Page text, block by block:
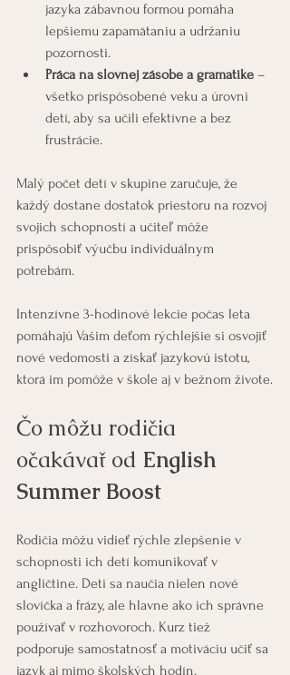
jazyka zábavnou formou pomáha
lepšiemu zapamätaniu a udržaniu
pozornosti.
Práca na slovnej zásobe a gramatike –
všetko prispôsobené veku a úrovni
detí, aby sa učili efektívne a bez
frustrácie.
Malý počet detí v skupine zaručuje, že
každý dostane dostatok priestoru na rozvoj
svojich schopností a učiteľ môže
prispôsobiť výučbu individuálnym
potrebám.
Intenzívne 3-hodinové lekcie počas leta
pomáhajú Vašim deťom rýchlejšie si osvojiť
nové vedomosti a získať jazykovú istotu,
ktorá im pomôže v škole aj v bežnom živote.
Čo môžu rodičia
očakávať od English
Summer Boost
Rodičia môžu vidieť rýchle zlepšenie v
schopnosti ich detí komunikovať v
angličtine. Deti sa naučia nielen nové
slovíčka a frázy, ale hlavne ako ich správne
používať v rozhovoroch. Kurz tiež
podporuje samostatnosť a motiváciu učiť sa
jazyk aj mimo školských hodín.